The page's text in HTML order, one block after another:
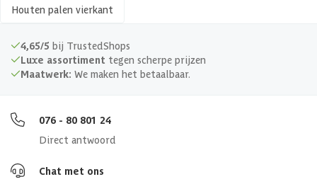
Keurmerk PEFC
Houten palen vierkant
4,65/5 bij TrustedShops
Luxe assortiment tegen scherpe prijzen
Maatwerk: We maken het betaalbaar.
076 - 80 801 24
Direct antwoord
Chat met ons